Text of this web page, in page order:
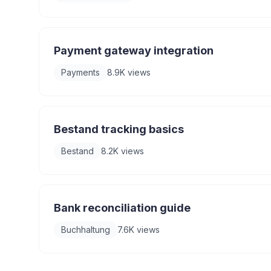
Payment gateway integration
Payments 8.9K views
Bestand tracking basics
Bestand 8.2K views
Bank reconciliation guide
Buchhaltung 7.6K views